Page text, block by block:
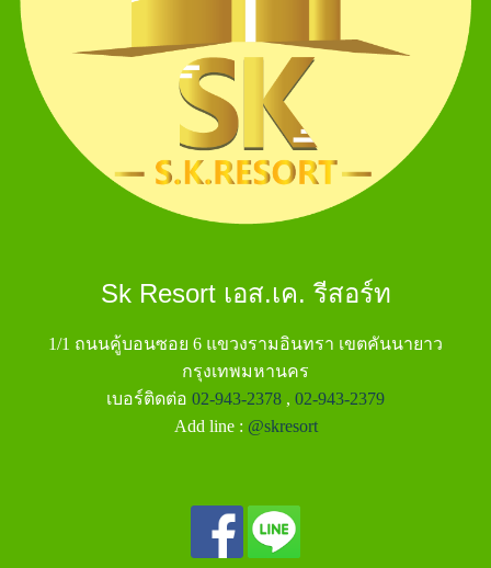
Sk Resort เอส.เค. รีสอร์ท
1/1 ถนนคู้บอนซอย 6 แขวงรามอินทรา เขตคันนายาว
กรุงเทพมหานคร
เบอร์ติดต่อ 02-943-2378 , 02-943-2379
Add line : @skresort